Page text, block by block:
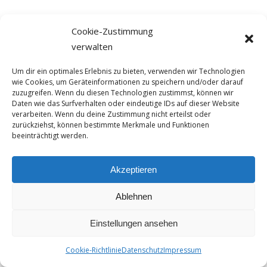
Cookie-Zustimmung
verwalten
Um dir ein optimales Erlebnis zu bieten, verwenden wir Technologien
wie Cookies, um Geräteinformationen zu speichern und/oder darauf
zuzugreifen. Wenn du diesen Technologien zustimmst, können wir
Daten wie das Surfverhalten oder eindeutige IDs auf dieser Website
verarbeiten. Wenn du deine Zustimmung nicht erteilst oder
zurückziehst, können bestimmte Merkmale und Funktionen
beeinträchtigt werden.
Akzeptieren
Ablehnen
Einstellungen ansehen
Cookie-RichtlinieDatenschutzImpressum